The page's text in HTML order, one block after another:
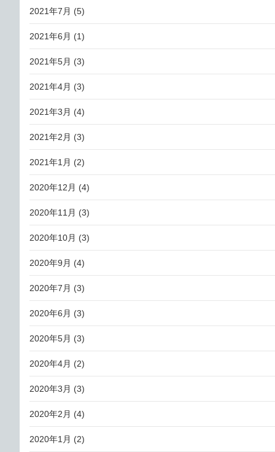
2021年7月 (5)
2021年6月 (1)
2021年5月 (3)
2021年4月 (3)
2021年3月 (4)
2021年2月 (3)
2021年1月 (2)
2020年12月 (4)
2020年11月 (3)
2020年10月 (3)
2020年9月 (4)
2020年7月 (3)
2020年6月 (3)
2020年5月 (3)
2020年4月 (2)
2020年3月 (3)
2020年2月 (4)
2020年1月 (2)